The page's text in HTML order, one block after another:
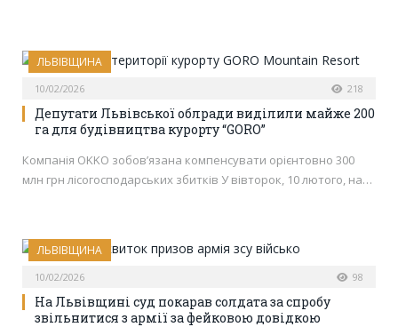
ЛЬВІВЩИНА
10/02/2026 218
Депутати Львівської облради виділили майже 200
га для будівництва курорту “GORO”
Компанія OKKO зобов’язана компенсувати орієнтовно 300
млн грн лісогосподарських збитків У вівторок, 10 лютого, на…
ЛЬВІВЩИНА
10/02/2026 98
На Львівщині суд покарав солдата за спробу
звільнитися з армії за фейковою довідкою